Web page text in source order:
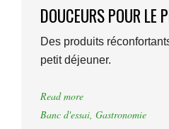
DOUCEURS POUR LE
Des produits
petit déjeuner.
Read more
Banc d'essai Gastronomie